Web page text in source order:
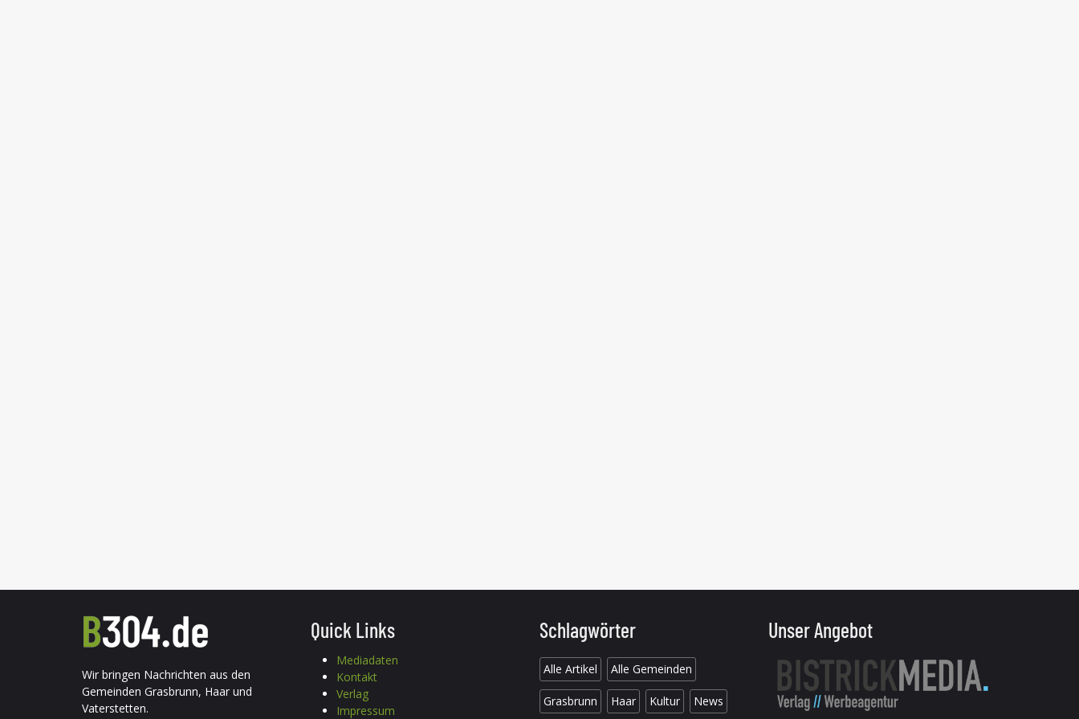
Wir bringen Nachrichten aus den
Gemeinden Grasbrunn, Haar und
Vaterstetten.
Quick Links
Mediadaten
Kontakt
Verlag
Impressum
Schlagwörter
Alle Artikel Alle Gemeinden
Grasbrunn Haar Kultur News
Unser Angebot